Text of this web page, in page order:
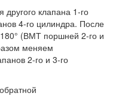
клапана 1‑го
4‑го цилиндра. После
(ВМТ поршней 2‑го и
меняем
2‑го и 3‑го